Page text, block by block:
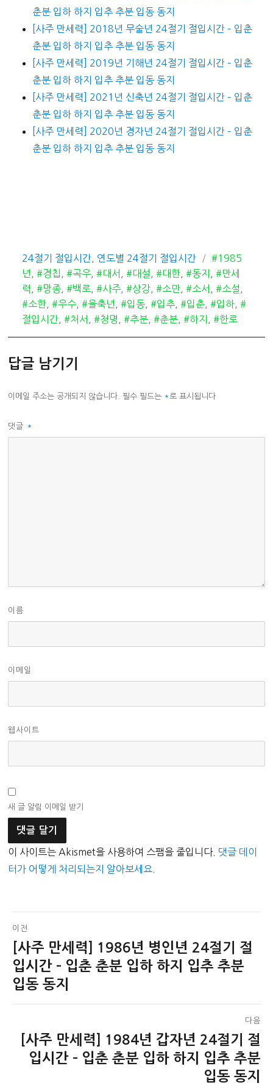
춘분 입하 하지 입추 추분 입동 동지
[사주 만세력] 2018년 무술년 24절기 절입시간 – 입춘
춘분 입하 하지 입추 추분 입동 동지
[사주 만세력] 2019년 기해년 24절기 절입시간 – 입춘
춘분 입하 하지 입추 추분 입동 동지
[사주 만세력] 2021년 신축년 24절기 절입시간 – 입춘
춘분 입하 하지 입추 추분 입동 동지
[사주 만세력] 2020년 경자년 24절기 절입시간 – 입춘
춘분 입하 하지 입추 추분 입동 동지
카
테
고
리
24절기 절입시간 연도별 24절기 절입시간
태
그
#1985
년
,#경칩 ,#곡우 ,#대서 ,#대설 ,#대한 ,#동지 ,#만세
력
,#망종 ,#백로 ,#사주 ,#상강 ,#소만 ,#소서 ,#소설
#소한 ,#우수 ,#을축년 ,#입동 ,#입추 ,#입춘 ,#입하 ,#
절입시간 ,#처서 ,#청명 ,#추분 ,#춘분 ,#하지 ,#한로
답글 남기기
이메일 주소는 공개되지 않습니다. 필수 필드는 *로 표시됩니다
댓글 *
이름
이메일
웹사이트
새 글 알림 이메일 받기
이 사이트는 Akismet을 사용하여 스팸을 줄입니다. 댓글 데이
터가 어떻게 처리되는지 알아보세요.
글
탐
색
이전
이
전
글:
[사주 만세력] 1986년 병인년 24절기 절
입시간 – 입춘 춘분 입하 하지 입추 추분
입동 동지
다음
[사주 만세력] 1984년 갑자년 24절기 절
입시간 – 입춘 춘분 입하 하지 입추 추분
입동 동지